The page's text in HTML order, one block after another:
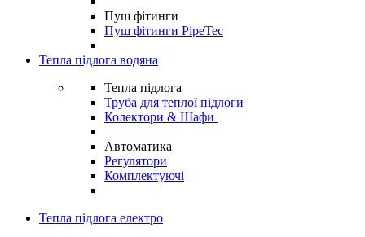
Пуш фітинги
Пуш фітинги PipeTec
Тепла підлога водяна
Тепла підлога
Труба для теплої підлоги
Колектори & Шафи
Автоматика
Регулятори
Комплектуючі
Тепла підлога електро